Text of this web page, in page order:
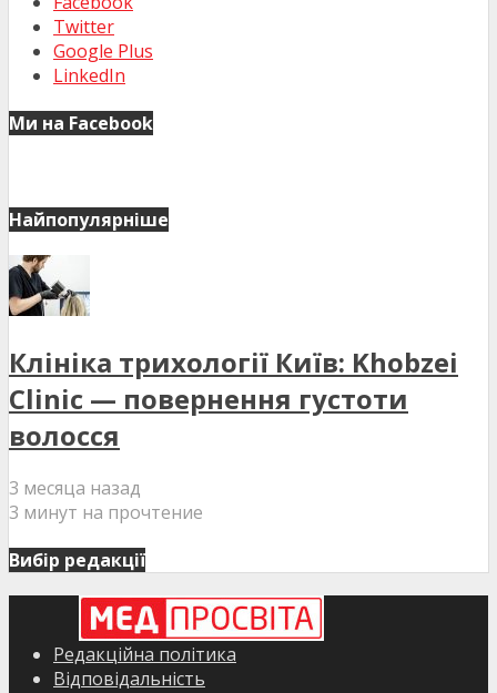
Twitter
Google Plus
LinkedIn
Ми на Facebook
Найпопулярніше
Клініка трихології Київ: Khobzei
Clinic — повернення густоти
волосся
3 месяца назад
3 минут на прочтение
Вибір редакції
Редакційна політика
Відповідальність